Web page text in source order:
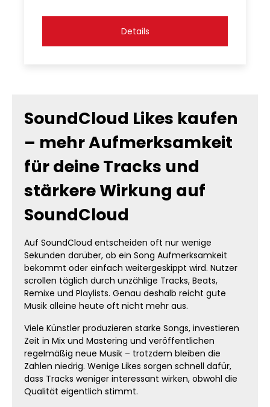
Details
SoundCloud Likes kaufen
– mehr Aufmerksamkeit
für deine Tracks und
stärkere Wirkung auf
SoundCloud
Auf SoundCloud entscheiden oft nur wenige
Sekunden darüber, ob ein Song Aufmerksamkeit
bekommt oder einfach weitergeskippt wird. Nutzer
scrollen täglich durch unzählige Tracks, Beats,
Remixe und Playlists. Genau deshalb reicht gute
Musik alleine heute oft nicht mehr aus.
Viele Künstler produzieren starke Songs, investieren
Zeit in Mix und Mastering und veröffentlichen
regelmäßig neue Musik – trotzdem bleiben die
Zahlen niedrig. Wenige Likes sorgen schnell dafür,
dass Tracks weniger interessant wirken, obwohl die
Qualität eigentlich stimmt.